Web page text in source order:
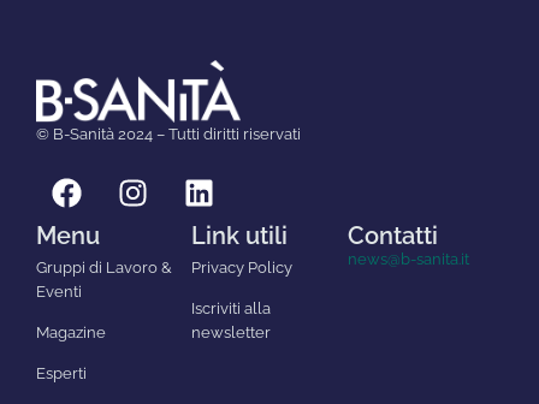
© B-Sanità 2024 – Tutti diritti riservati
Menu
Gruppi di Lavoro &
Eventi
Magazine
Esperti
Link utili
Privacy Policy
Iscriviti alla
newsletter
Contatti
news@b-sanita.it